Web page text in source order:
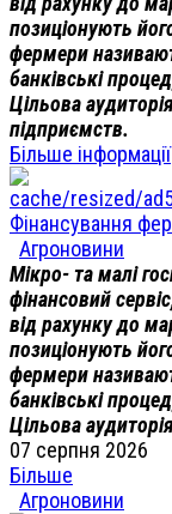
позиціонують
фермери
банківські
Цільова
підприємств.
Більше інформації
Фінансування
Агроновини
Мікро- та малі
фінансовий
від рахунку до
позиціонують
фермери
банківські
Цільова
07 серпня 2026
Більше
Агроновини